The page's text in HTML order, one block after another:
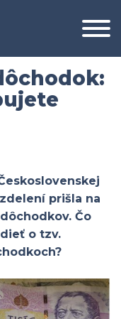
prišla na
Čo
o tzv.